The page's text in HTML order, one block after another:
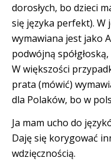
dorosłych, bo dzieci
się języka perfekt). W
wymawiana jest jako
podwójną
W większości
prata (mówić)
dla Polaków, bo w
Ja mam ucho do
Daję się korygować
wdzięcznością.